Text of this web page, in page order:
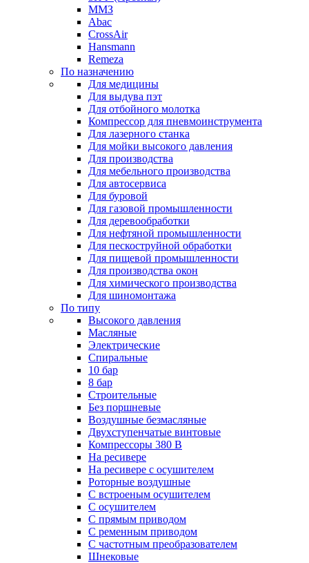
ММЗ
Abac
CrossAir
Hansmann
Remeza
По назначению
Для медицины
Для выдува пэт
Для отбойного молотка
Компрессор для пневмоинструмента
Для лазерного станка
Для мойки высокого давления
Для производства
Для мебельного производства
Для автосервиса
Для буровой
Для газовой промышленности
Для деревообработки
Для нефтяной промышленности
Для пескоструйной обработки
Для пищевой промышленности
Для производства окон
Для химического производства
Для шиномонтажа
По типу
Высокого давления
Масляные
Электрические
Спиральные
10 бар
8 бар
Cтроительные
Без поршневые
Воздушные безмасляные
Двухступенчатые винтовые
Компрессоры 380 В
На ресивере
На ресивере с осушителем
Роторные воздушные
С встроеным осушителем
С осушителем
С прямым приводом
С ременным приводом
С частотным преобразователем
Шнековые